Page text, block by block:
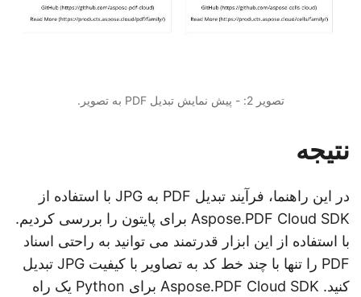
تصویر 2: - پیش نمایش تبدیل PDF به تصویر.
نتیجه
در این راهنما، فرآیند تبدیل PDF به JPG با استفاده از
Aspose.PDF Cloud SDK برای پایتون را بررسی کردیم.
با استفاده از این ابزار قدرتمند می توانید به راحتی اسناد
PDF را تنها با چند خط کد به تصاویر با کیفیت JPG تبدیل
کنید. Aspose.PDF Cloud SDK برای Python یک راه